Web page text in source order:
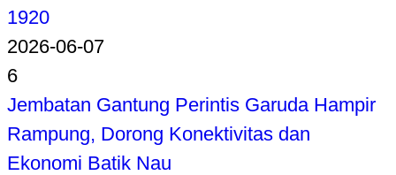
1920
2026-06-07
6
Jembatan Gantung Perintis Garuda Hampir
Rampung, Dorong Konektivitas dan
Ekonomi Batik Nau